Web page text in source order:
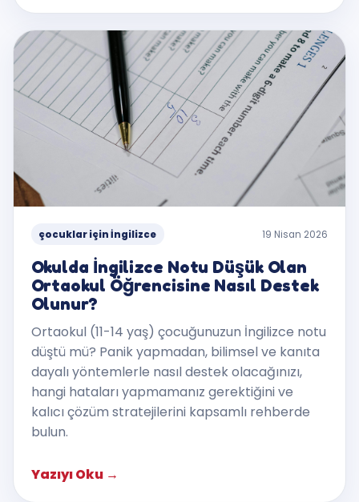
çocuklar için İngilizce 19 Nisan 2026
Okulda İngilizce Notu Düşük Olan
Ortaokul Öğrencisine Nasıl Destek
Olunur?
Ortaokul (11-14 yaş) çocuğunuzun İngilizce notu
düştü mü? Panik yapmadan, bilimsel ve kanıta
dayalı yöntemlerle nasıl destek olacağınızı,
hangi hataları yapmamanız gerektiğini ve
kalıcı çözüm stratejilerini kapsamlı rehberde
bulun.
Yazıyı Oku →